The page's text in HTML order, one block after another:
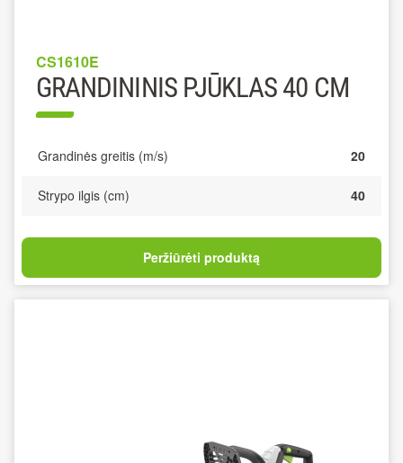
CS1610E
GRANDININIS PJŪKLAS 40 CM
Grandinės greitis (m/s) 20
Strypo ilgis (cm) 40
Peržiūrėti produktą